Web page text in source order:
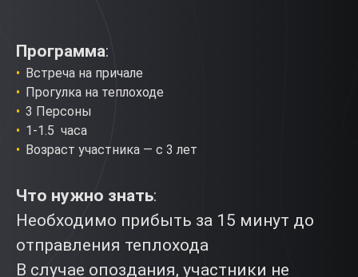
Программа:
Встреча на причале
Прогулка на теплоходе
3 Персоны
1-1.5 часа
Возраст участника — с 3 лет
Что нужно знать:
Необходимо прибыть за 15 минут до
отправления теплохода
В случае опоздания, участники не